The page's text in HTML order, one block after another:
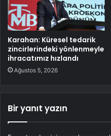
Karahan: Küresel tedarik
zincirlerindeki yönlenmeyle
ihracatımız hızlandı
Ağustos 5, 2026
Bir yanıt yazın